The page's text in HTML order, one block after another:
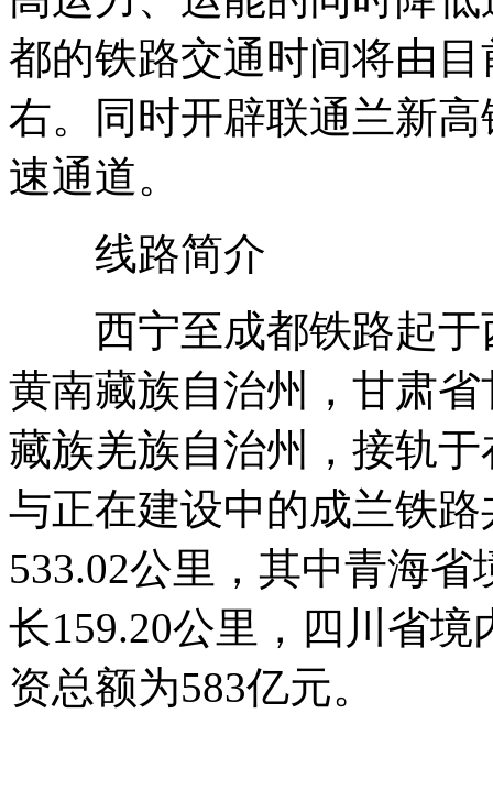
都的铁路交通时间将由
右。同时开辟联通兰新
速通道。
线路简介
西宁至成都铁路起于
黄南藏族自治州，甘肃
藏族羌族自治州，接轨
与正在建设中的成兰铁
533.02公里，其中青海
长159.20公里，四川省
资总额为583亿元。